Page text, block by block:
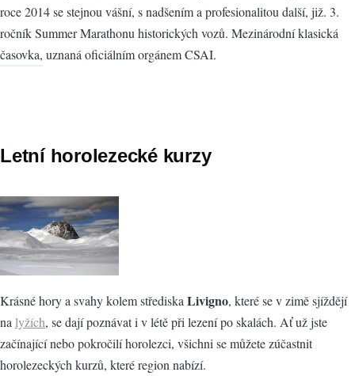
roce 2014 se stejnou vášní, s nadšením a profesionalitou další, již. 3.
ročník Summer Marathonu historických vozů. Mezinárodní klasická
časovka, uznaná oficiálním orgánem CSAI.
Letní horolezecké kurzy
Krásné hory a svahy kolem střediskaLivigno, které se v zimě sjíždějí
nalyžích, se dají poznávat i v létě při lezení po skalách. Ať už jste
začínající nebo pokročilí horolezci, všichni se můžete zúčastnit
horolezeckých kurzů, které region nabízí.